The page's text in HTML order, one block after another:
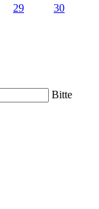
29
30
Bitte